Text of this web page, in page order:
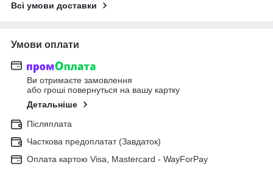
Всі умови доставки
Умови оплати
Ви отримаєте замовлення
або гроші повернуться на вашу картку
Детальніше
Післяплата
Часткова предоплатат (Завдаток)
Оплата картою Visa, Mastercard - WayForPay